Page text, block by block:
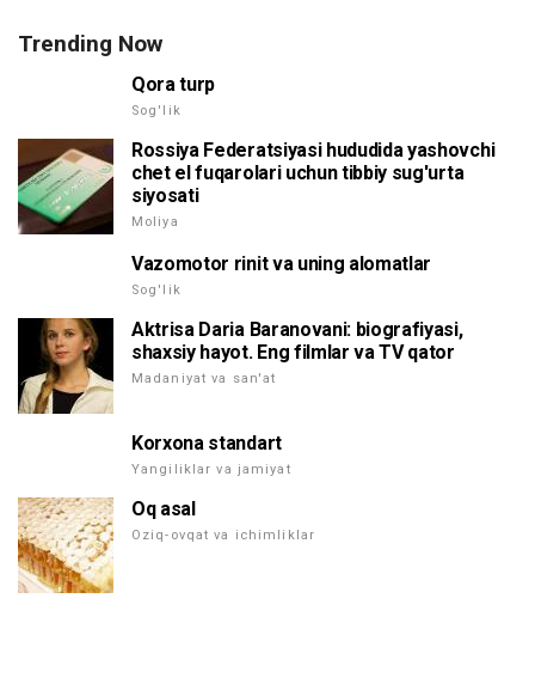
Trending Now
Qora turp
Sog'lik
Rossiya Federatsiyasi hududida yashovchi
chet el fuqarolari uchun tibbiy sug'urta
siyosati
Moliya
Vazomotor rinit va uning alomatlar
Sog'lik
Aktrisa Daria Baranovani: biografiyasi,
shaxsiy hayot. Eng filmlar va TV qator
Madaniyat va san'at
Korxona standart
Yangiliklar va jamiyat
Oq asal
Oziq-ovqat va ichimliklar